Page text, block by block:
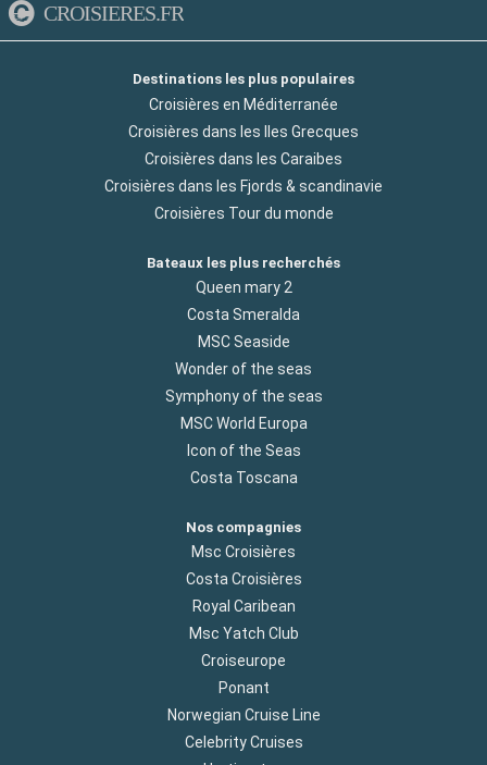
CROISIERES.FR
Destinations les plus populaires
Croisières en Méditerranée
Croisières dans les Iles Grecques
Croisières dans les Caraibes
Croisières dans les Fjords & scandinavie
Croisières Tour du monde
Bateaux les plus recherchés
Queen mary 2
Costa Smeralda
MSC Seaside
Wonder of the seas
Symphony of the seas
MSC World Europa
Icon of the Seas
Costa Toscana
Nos compagnies
Msc Croisières
Costa Croisières
Royal Caribean
Msc Yatch Club
Croiseurope
Ponant
Norwegian Cruise Line
Celebrity Cruises